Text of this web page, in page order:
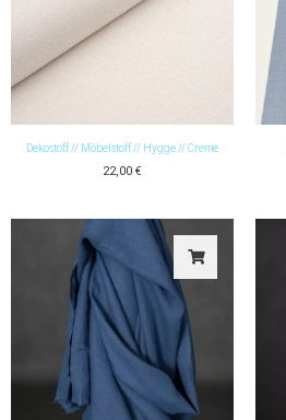
Dekostoff // Möbelstoff // Hygge // Creme
22,00 €